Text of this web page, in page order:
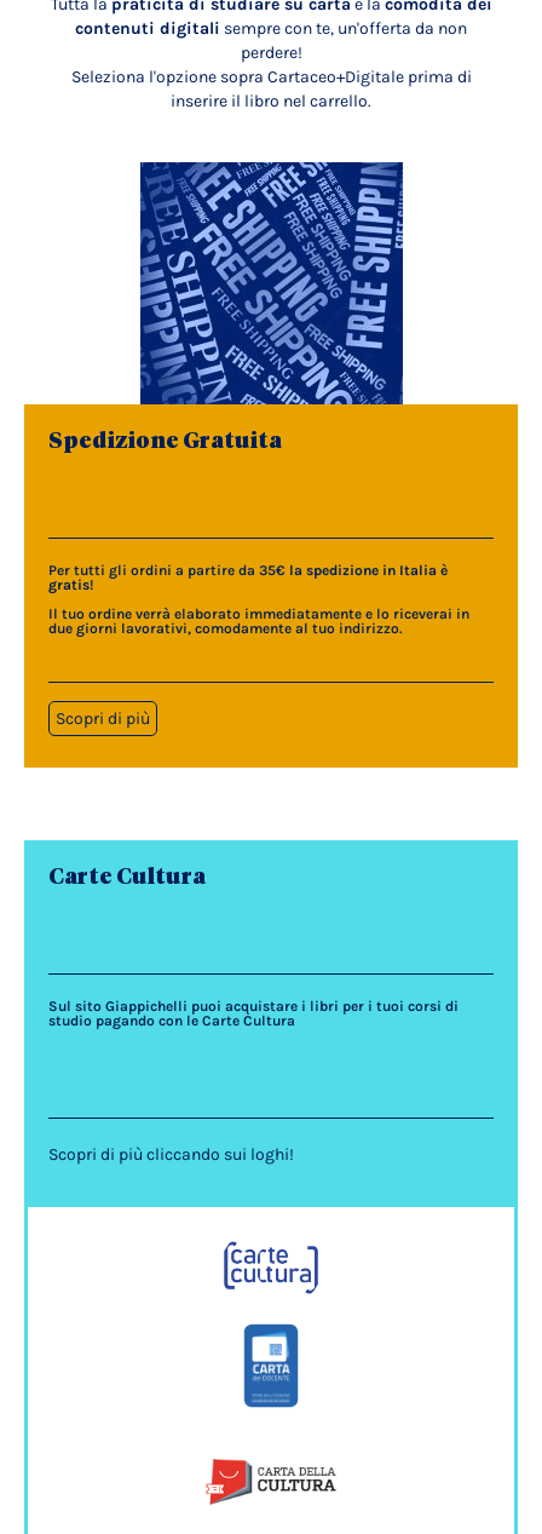
Tutta la praticità di studiare su carta e la comodità dei
contenuti digitali sempre con te, un'offerta da non
perdere!
Seleziona l'opzione sopra Cartaceo+Digitale prima di
inserire il libro nel carrello.
Spedizione Gratuita
Per tutti gli ordini a partire da 35€ la spedizione in Italia è
gratis!
Il tuo ordine verrà elaborato immediatamente e lo riceverai in
due giorni lavorativi, comodamente al tuo indirizzo.
Scopri di più
Carte Cultura
Sul sito Giappichelli puoi acquistare i libri per i tuoi corsi di
studio pagando con le Carte Cultura
Scopri di più cliccando sui loghi!